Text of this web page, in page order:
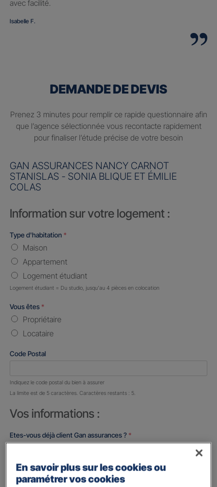
avec facilité.
Isabelle F.
DEMANDE DE DEVIS
Prenez 3 minutes pour remplir ce rapide questionnaire afin
que l’agence sélectionnée vous recontacte rapidement
pour finaliser l’étude précise de votre besoin
GAN ASSURANCES NANCY CARNOT
STANISLAS - SONIA BLIQUE ET ÉMILIE
COLAS
Information sur votre logement :
Type d'habitation *
Maison
Appartement
Logement étudiant
Logement étudiant = Du studio, jusqu'au 4 pièces en colocation
Vous êtes *
Propriétaire
Locataire
Code Postal
Nombre de caractères restants :
Indiquez le code postal du bien à assurer
La limite est de 5 caractères. Caractères restants : 5.
Vos informations :
Etes-vous déjà client Gan assurances ? *
Civilité*
En savoir plus sur les cookies ou
paramétrer vos cookies